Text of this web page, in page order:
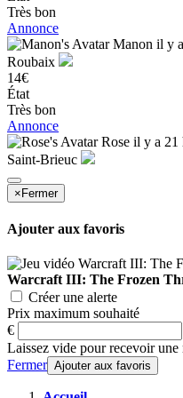
Très bon
Annonce
Manon il y
Roubaix
14€
État
Très bon
Annonce
Rose il y a 21
Saint-Brieuc
× Fermer
Ajouter aux favoris
Warcraft III: The Frozen
Créer une alerte
Prix maximum souhaité
€
Laissez vide pour recevoir
Fermer Ajouter aux favoris